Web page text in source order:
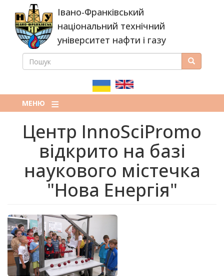
основного
вмісту
Івано-Франківський
національний технічний
університет нафти і газу
ПОШУКОВА
ПОШУК Пошук
МЕНЮ
Центр InnoSciPromo
відкрито на базі
наукового містечка
"Нова Енергія"